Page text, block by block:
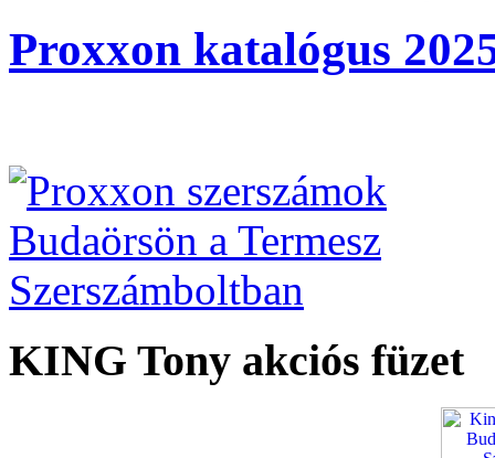
Proxxon katalógus
KING Tony akciós füzet